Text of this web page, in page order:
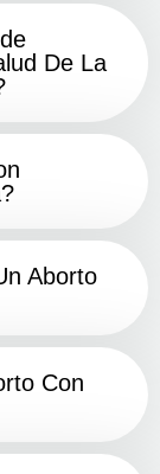
De La
Aborto
Con